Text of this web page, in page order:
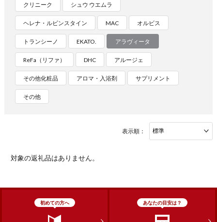
クリニーク シュウ ウエムラ
ヘレナ・ルビンスタイン MAC オルビス
トランシーノ EKATO. アラヴィータ
ReFa（リファ） DHC アルージェ
その他化粧品 アロマ・入浴剤 サプリメント
その他
表示順：
対象の返礼品はありません。
初めての方へ あなたの目安は？